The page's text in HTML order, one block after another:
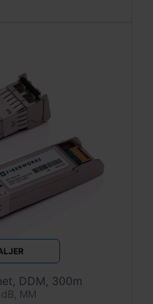
DDM, 300m
MM